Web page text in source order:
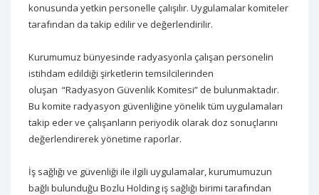
konusunda yetkin personelle çalışılır. Uygulamalar komiteler
tarafından da takip edilir ve değerlendirilir.
Kurumumuz bünyesinde radyasyonla çalışan personelin
istihdam edildiği şirketlerin temsilcilerinden
oluşan “Radyasyon Güvenlik Komitesi” de bulunmaktadır.
Bu komite radyasyon güvenliğine yönelik tüm uygulamaları
takip eder ve çalışanların periyodik olarak doz sonuçlarını
değerlendirerek yönetime raporlar.
İş sağlığı ve güvenliği ile ilgili uygulamalar, kurumumuzun
bağlı bulunduğu Bozlu Holding iş sağlığı birimi tarafından